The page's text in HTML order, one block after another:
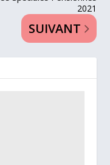
2021
SUIVANT